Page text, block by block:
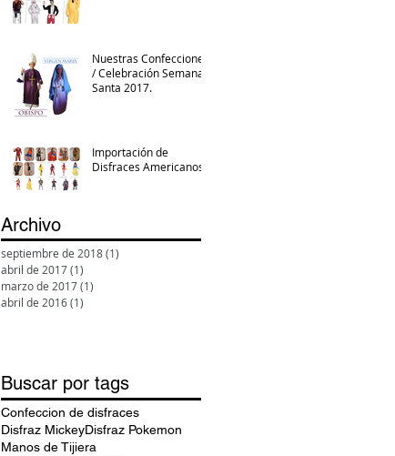
Nuestras Confecciones
/ Celebración Semana
Santa 2017.
Importación de
Disfraces Americanos
Archivo
septiembre de 2018(1)
abril de 2017(1)
marzo de 2017(1)
abril de 2016(1)
Buscar por tags
Confeccion de disfraces
Disfraz MickeyDisfraz Pokemon
Manos de Tijiera